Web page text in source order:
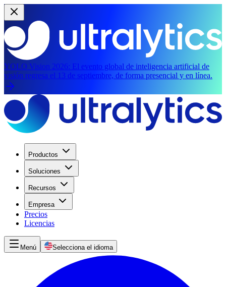
YOLO Vision 2026: El evento global de inteligencia artificial de
visión regresa el 13 de septiembre, de forma presencial y en línea.
Productos
Soluciones
Recursos
Empresa
Precios
Licencias
Menú Selecciona el idioma